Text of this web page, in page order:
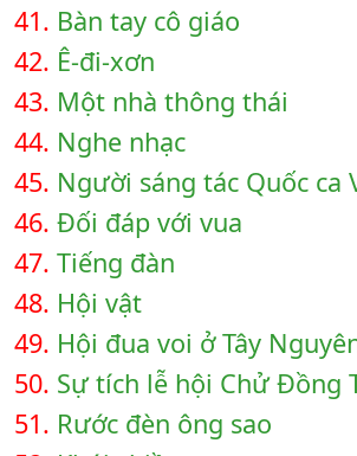
41. Bàn tay cô giáo
42. Ê-đi-xơn
43. Một nhà thông thái
44. Nghe nhạc
45. Người sáng tác Quốc ca
46. Đối đáp với vua
47. Tiếng đàn
48. Hội vật
49. Hội đua voi ở Tây
50. Sự tích lễ hội Chử Đồng
51. Rước đèn ông sao